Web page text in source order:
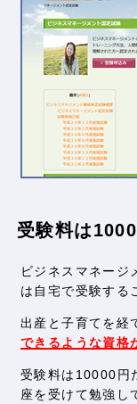
受験料は
ビジネスマネージ
は自宅で受験する
出産と子育てを経
できるような資格
受験料は10000円
座を受けて勉強し